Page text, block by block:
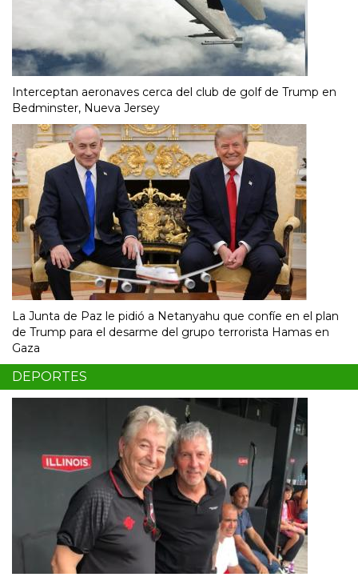
Interceptan aeronaves cerca del club de golf de Trump en
Bedminster, Nueva Jersey
La Junta de Paz le pidió a Netanyahu que confíe en el plan
de Trump para el desarme del grupo terrorista Hamas en
Gaza
DEPORTES